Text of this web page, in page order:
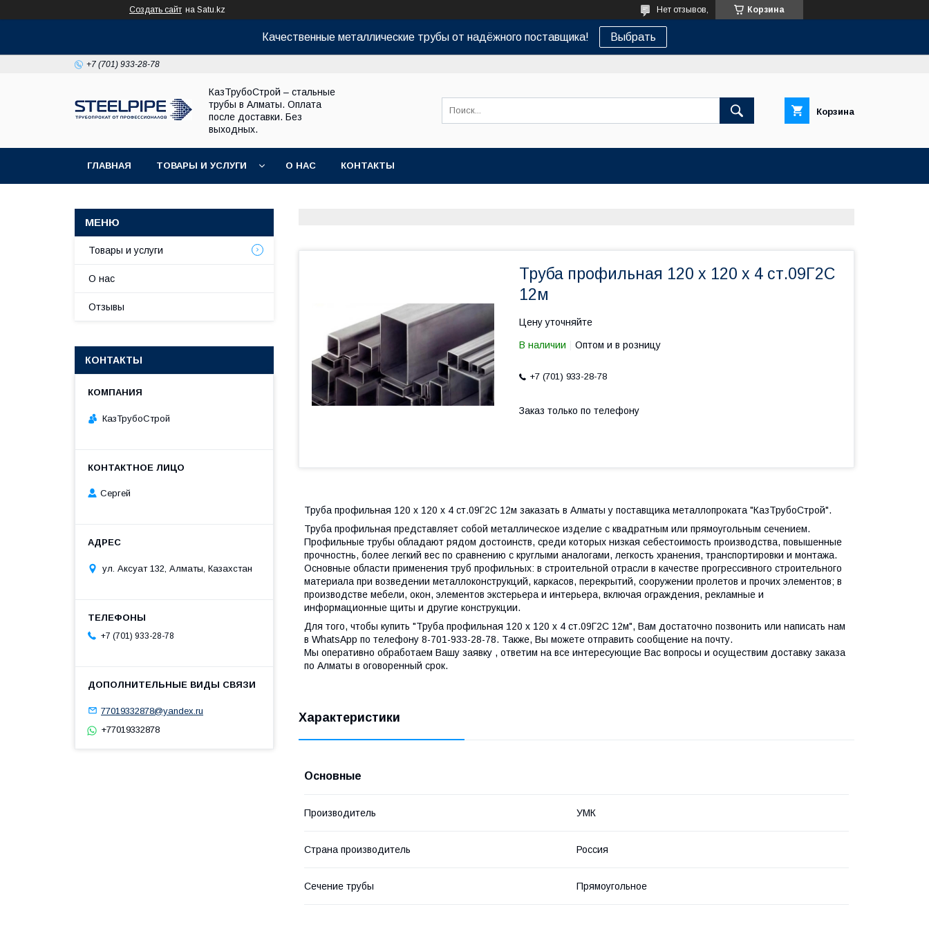
Создать сайт на Satu.kz Корзина
Нет отзывов,
Качественные металлические трубы от надёжного поставщика! Выбрать
+7 (701) 933-28-78
КазТрубоСтрой – стальные
трубы в Алматы. Оплата
после доставки. Без
выходных.
Корзина
ГЛАВНАЯ ТОВАРЫ И УСЛУГИ О НАС КОНТАКТЫ
Труба профильная 120 х 120 х 4 ст.09Г2С
12м
Цену уточняйте
В наличии Оптом и в розницу
+7 (701) 933-28-78
Заказ только по телефону
Труба профильная 120 х 120 х 4 ст.09Г2С 12м заказать в Алматы у поставщика металлопроката "КазТрубоСтрой".
Труба профильная представляет собой металлическое изделие с квадратным или прямоугольным сечением.
Профильные трубы обладают рядом достоинств, среди которых низкая себестоимость производства, повышенные
прочностнь, более легкий вес по сравнению с круглыми аналогами, легкость хранения, транспортировки и монтажа.
Основные области применения труб профильных: в строительной отрасли в качестве прогрессивного строительного
материала при возведении металлоконструкций, каркасов, перекрытий, сооружении пролетов и прочих элементов; в
производстве мебели, окон, элементов экстерьера и интерьера, включая ограждения, рекламные и
информационные щиты и другие конструкции.
Для того, чтобы купить "Труба профильная 120 х 120 х 4 ст.09Г2С 12м", Вам достаточно позвонить или написать нам
в WhatsApp по телефону 8-701-933-28-78. Также, Вы можете отправить сообщение на почту.
Мы оперативно обработаем Вашу заявку , ответим на все интересующие Вас вопросы и осуществим доставку заказа
по Алматы в оговоренный срок.
Характеристики
Основные
Производитель УМК
Страна производитель Россия
Сечение трубы Прямоугольное
Товары и услуги
О нас
Отзывы
КОНТАКТЫ
КазТрубоСтрой
Сергей
ул. Аксуат 132, Алматы, Казахстан
+7 (701) 933-28-78
77019332878@yandex.ru
+77019332878